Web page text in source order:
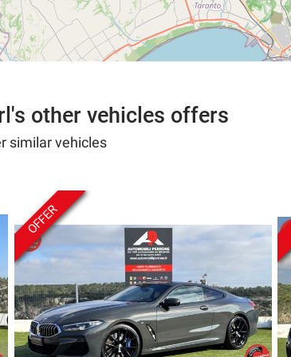
other vehicles offers
similar vehicles
OFFER